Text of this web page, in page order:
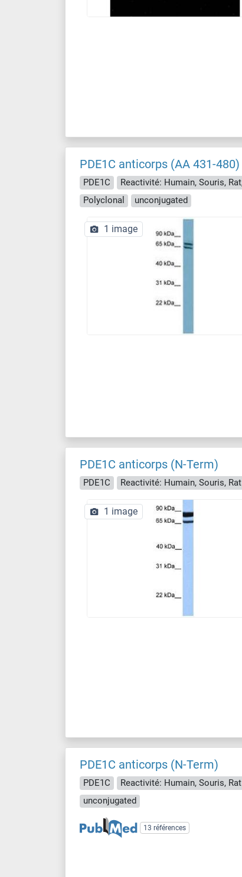
PDE1C anticorps (AA 431-480)
PDE1C
Polyclonal
unconjugated
1 image
PDE1C anticorps (N-Term)
PDE1C Reactivité: Humain, Souris, Rat
1 image
PDE1C anticorps (N-Term)
PDE1C Reactivité: Humain, Souris, Rat
unconjugated
13 références